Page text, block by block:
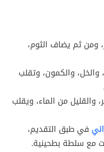
ومن ثم يضاف الثوم،
والخل، والكمون، وتقلب
والقليل من الماء، ويقلب
في طبق التقديم،
مع سلطة بطحينية.